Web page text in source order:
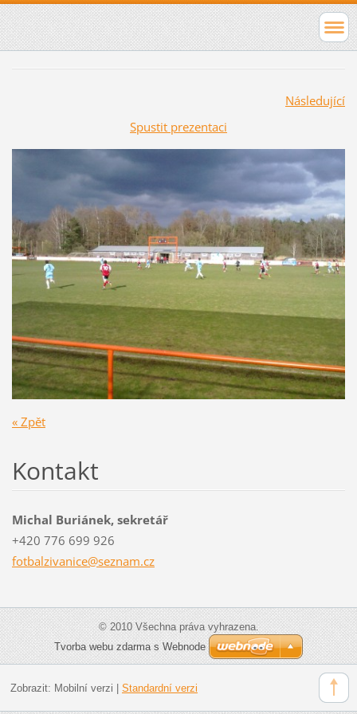
Následující
Spustit prezentaci
« Zpět
Kontakt
Michal Buriánek, sekretář
+420 776 699 926
fotbalzivanice@seznam.cz
© 2010 Všechna práva vyhrazena.
Tvorba webu zdarma s Webnode
Zobrazit: Mobilní verzi Standardní verzi